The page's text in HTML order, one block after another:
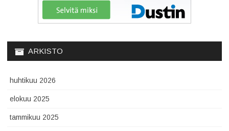
ARKISTO
huhtikuu 2026
elokuu 2025
tammikuu 2025